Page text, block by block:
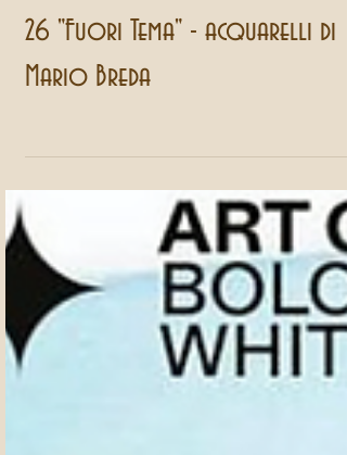
esposizione dal 6 all'8 febbraio
26 "Fuori Tema" - acquarelli di